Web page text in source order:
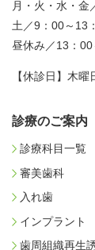
月・火・水・
土／9：00～13
昼休み／13：
【休診日】木
診療のご案内
診療科目一覧
審美歯科
入れ歯
インプラント
歯周組織再生